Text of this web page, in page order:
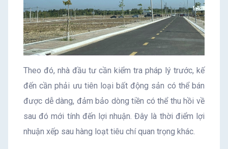
Theo đó, nhà đầu tư cần kiểm tra pháp lý trước, kế
đến cần phải ưu tiên loại bất động sản có thể bán
được dễ dàng, đảm bảo dòng tiền có thể thu hồi về
sau đó mới tính đến lợi nhuận. Đây là thời điểm lợi
nhuận xếp sau hàng loạt tiêu chí quan trọng khác.